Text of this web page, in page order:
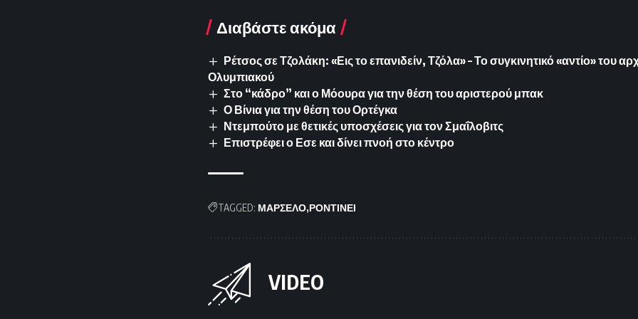
Διαβάστε ακόμα
Ρέτσος σε Τζολάκη: «Εις το επανιδείν, Τζόλα» – Το συγκινητικό «αντίο» του
Ολυμπιακού
Στο “κάδρο” και ο Μόουρα για την θέση του αριστερού μπακ
Ο Βίνια για την θέση του Ορτέγκα
Ντεμπούτο με θετικές υποσχέσεις για τον Σμαΐλοβιτς
Επιστρέφει ο Εσε και δίνει πνοή στο κέντρο
TAGGED: ΜΑΡΣΕΛΟ ΡΟΝΤΙΝΕΙ
VIDEO